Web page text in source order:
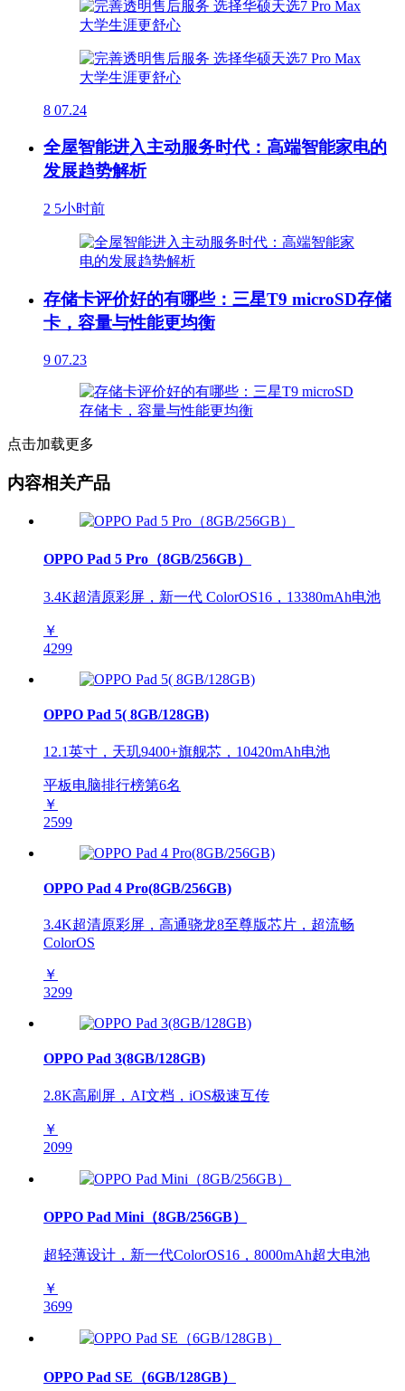
8 07.24
全屋智能进入主动服务时代：高端智能家电的
发展趋势解析
2 5小时前
存储卡评价好的有哪些：三星T9 microSD存储
卡，容量与性能更均衡
9 07.23
点击加载更多
内容相关产品
OPPO Pad 5 Pro（8GB/256GB）
3.4K超清原彩屏，新一代 ColorOS16，13380mAh电池
￥
4299
OPPO Pad 5( 8GB/128GB)
12.1英寸，天玑9400+旗舰芯，10420mAh电池
平板电脑排行榜第6名
￥
2599
OPPO Pad 4 Pro(8GB/256GB)
3.4K超清原彩屏，高通骁龙8至尊版芯片，超流畅
ColorOS
￥
3299
OPPO Pad 3(8GB/128GB)
2.8K高刷屏，AI文档，iOS极速互传
￥
2099
OPPO Pad Mini（8GB/256GB）
超轻薄设计，新一代ColorOS16，8000mAh超大电池
￥
3699
OPPO Pad SE（6GB/128GB）